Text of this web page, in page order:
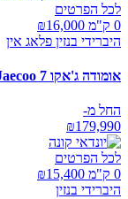
לכל הפרטים
0 ק"מ ₪
16,000
היברידי בנזין פלאג אין
אומודה ג'אקו Jaecoo 7
החל מ-
₪179,990
לכל הפרטים
0 ק"מ ₪
15,400
היברידי בנזין